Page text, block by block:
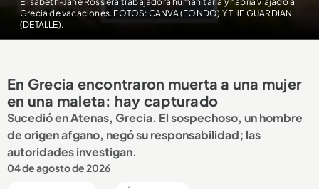
Grecia de vacaciones. FOTOS: CANVA (FONDO) Y THE GUARDIAN
(DETALLE).
En Grecia encontraron muerta a una mujer
en una maleta: hay capturado
Sucedió en Atenas, Grecia. El sospechoso, un hombre
de origen afgano, negó su responsabilidad; las
autoridades investigan.
04 de agosto de 2026